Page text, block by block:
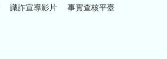
識詐宣導影片 事實查核平臺